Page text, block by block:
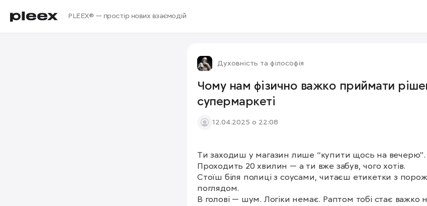
PLEEX® — простір нових взаємодій
Духовність та філософія
Чому нам фізично важко приймати
супермаркеті
12.04.2025 о 22:08
Ти заходиш у магазин лише “купити щось на вечерю”.
Проходить 20 хвилин — а ти вже забув, чого хотів.
Стоїш біля полиці з соусами, читаєш етикетки з
поглядом.
В голові — шум. Логіки немає. Раптом тобі стає важко